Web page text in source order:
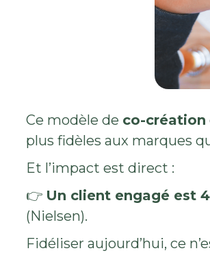
Ce modèle de co-création
plus fidèles aux marques
Et l’impact est direct :
👉 Un client engagé est
(Nielsen).
Fidéliser aujourd’hui, ce